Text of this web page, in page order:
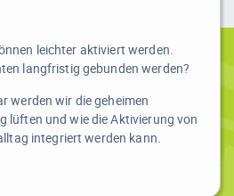
leichter aktiviert werden.
langfristig gebunden werden?
werden wir die geheimen
lüften und wie die Aktivierung von
integriert werden kann.
Kontakt